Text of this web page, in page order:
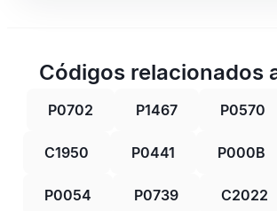
Códigos relacionados
P0702 P1467 P0570
C1950 P0441 P000B
P0054 P0739 C2022